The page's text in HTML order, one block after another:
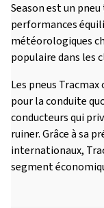
Season est un
performances
météorologiques
populaire dans les
Les pneus
pour la conduite
conducteurs qui
ruiner. Grâce à sa
internationaux,
segment